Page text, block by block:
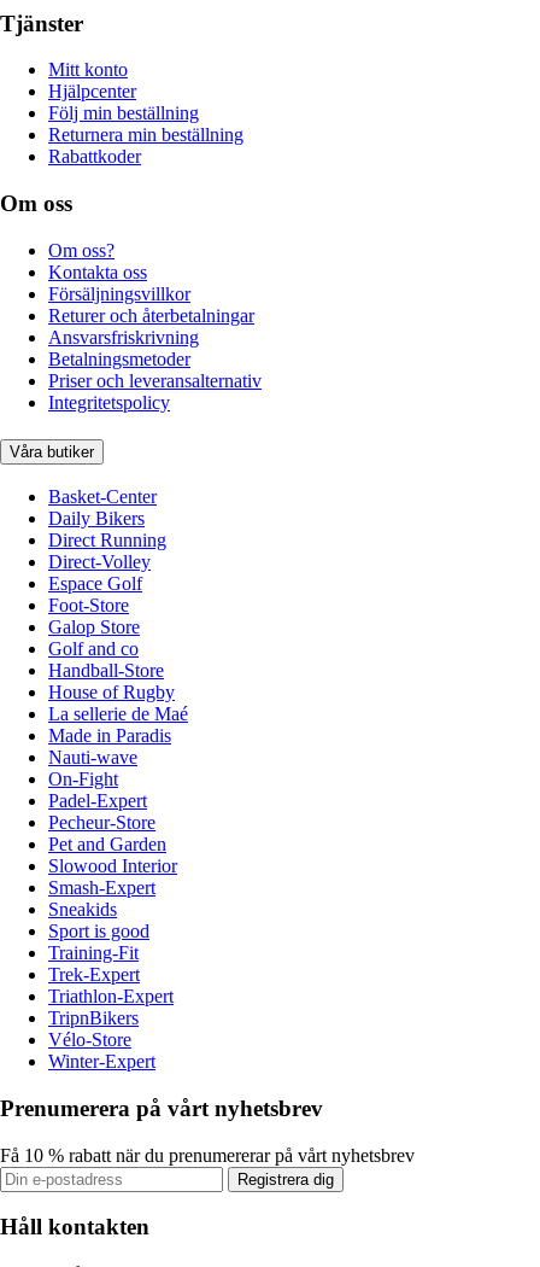
Tjänster
Mitt konto
Hjälpcenter
Följ min beställning
Returnera min beställning
Rabattkoder
Om oss
Om oss?
Kontakta oss
Försäljningsvillkor
Returer och återbetalningar
Ansvarsfriskrivning
Betalningsmetoder
Priser och leveransalternativ
Integritetspolicy
Våra butiker
Basket-Center
Daily Bikers
Direct Running
Direct-Volley
Espace Golf
Foot-Store
Galop Store
Golf and co
Handball-Store
House of Rugby
La sellerie de Maé
Made in Paradis
Nauti-wave
On-Fight
Padel-Expert
Pecheur-Store
Pet and Garden
Slowood Interior
Smash-Expert
Sneakids
Sport is good
Training-Fit
Trek-Expert
Triathlon-Expert
TripnBikers
Vélo-Store
Winter-Expert
Prenumerera på vårt nyhetsbrev
Få 10 % rabatt när du prenumererar på vårt nyhetsbrev
Registrera dig
Håll kontakten